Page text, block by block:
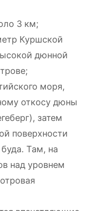
3 км;
Куршской
дюнной
моря,
откосу дюны
затем
поверхности
Там, на
над уровнем